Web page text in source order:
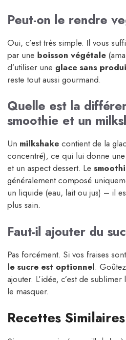
Peut-on le rendre
Oui, c’est très simple. Il vous
par une boisson végétale
d’utiliser une glace sans
reste tout aussi gourmand.
Quelle est la
smoothie et un
Un milkshake contient de la
concentré), ce qui lui donne
et un aspect dessert. Le
généralement composé
un liquide (eau, lait ou jus) – il
plus sain.
Faut-il ajouter du
Pas forcément. Si vos fraises
le sucre est optionnel.
ajouter. L’idée, c’est de
le masquer.
Recettes Similaires